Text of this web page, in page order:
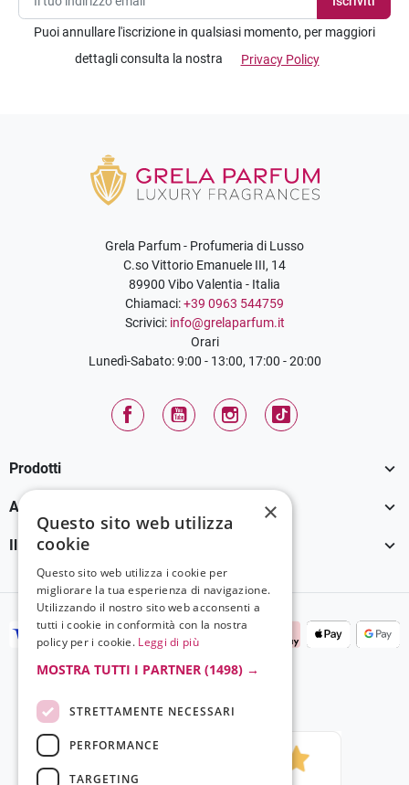
Puoi annullare l'iscrizione in qualsiasi momento, per maggiori
dettagli consulta la nostra
Privacy Policy
Grela Parfum - Profumeria di Lusso
C.so Vittorio Emanuele III, 14
89900 Vibo Valentia - Italia
Chiamaci:+39 0963 544759
Scrivici: info@grelaparfum.it
Orari
Lunedì-Sabato: 9:00 - 13:00, 17:00 - 20:00
FacebookYouTube InstagramTikTok
Prodotti 
Assistenza Clienti 
Il tuo account 
×
Questo sito web utilizza
cookie
Questo sito web utilizza i cookie per
migliorare la tua esperienza di navigazione.
Utilizzando il nostro sito web acconsenti a
tutti i cookie in conformità con la nostra
policy per i cookie. Leggi di più
MOSTRA TUTTI I PARTNER (1498) →
STRETTAMENTE NECESSARI
PERFORMANCE
TARGETING